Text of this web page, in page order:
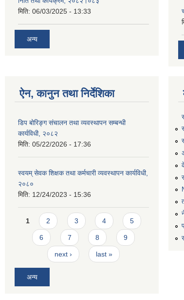
मिति: 06/03/2025 - 13:33
अन्य
ऐन, कानुन तथा निर्देशिका
डिप बोरिङ्ग संचालन तथा व्यवस्थापन सम्बन्धी
कार्यविधी, २०८२
मिति: 05/22/2026 - 17:36
स्वयम् सेवक शिक्षक तथा कर्मचारी व्यवस्थापन कार्यविधी,
२०८०
मिति: 12/24/2023 - 15:36
Pages
1 2 3 4 5
6 7 8 9
next › last »
अन्य